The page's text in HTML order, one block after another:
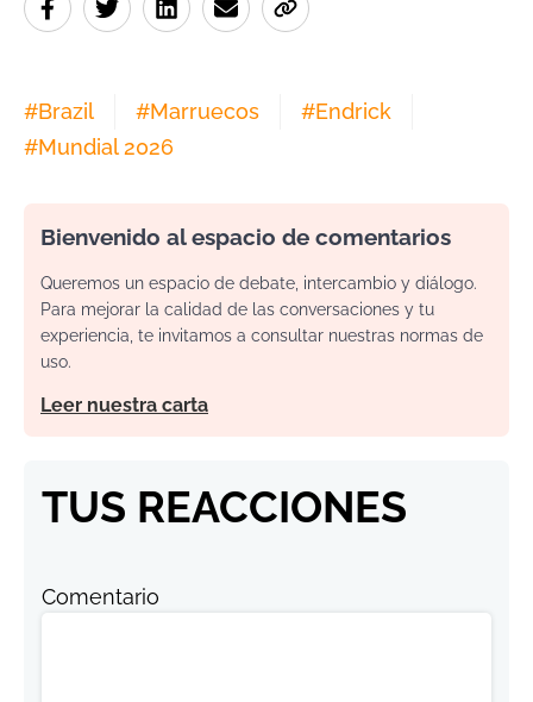
#Brazil #Marruecos #Endrick
#Mundial 2026
Bienvenido al espacio de comentarios
Queremos un espacio de debate, intercambio y diálogo.
Para mejorar la calidad de las conversaciones y tu
experiencia, te invitamos a consultar nuestras normas de
uso.
Leer nuestra carta
TUS REACCIONES
Comentario